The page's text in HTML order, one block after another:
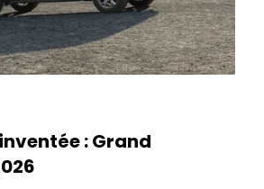
: Grand